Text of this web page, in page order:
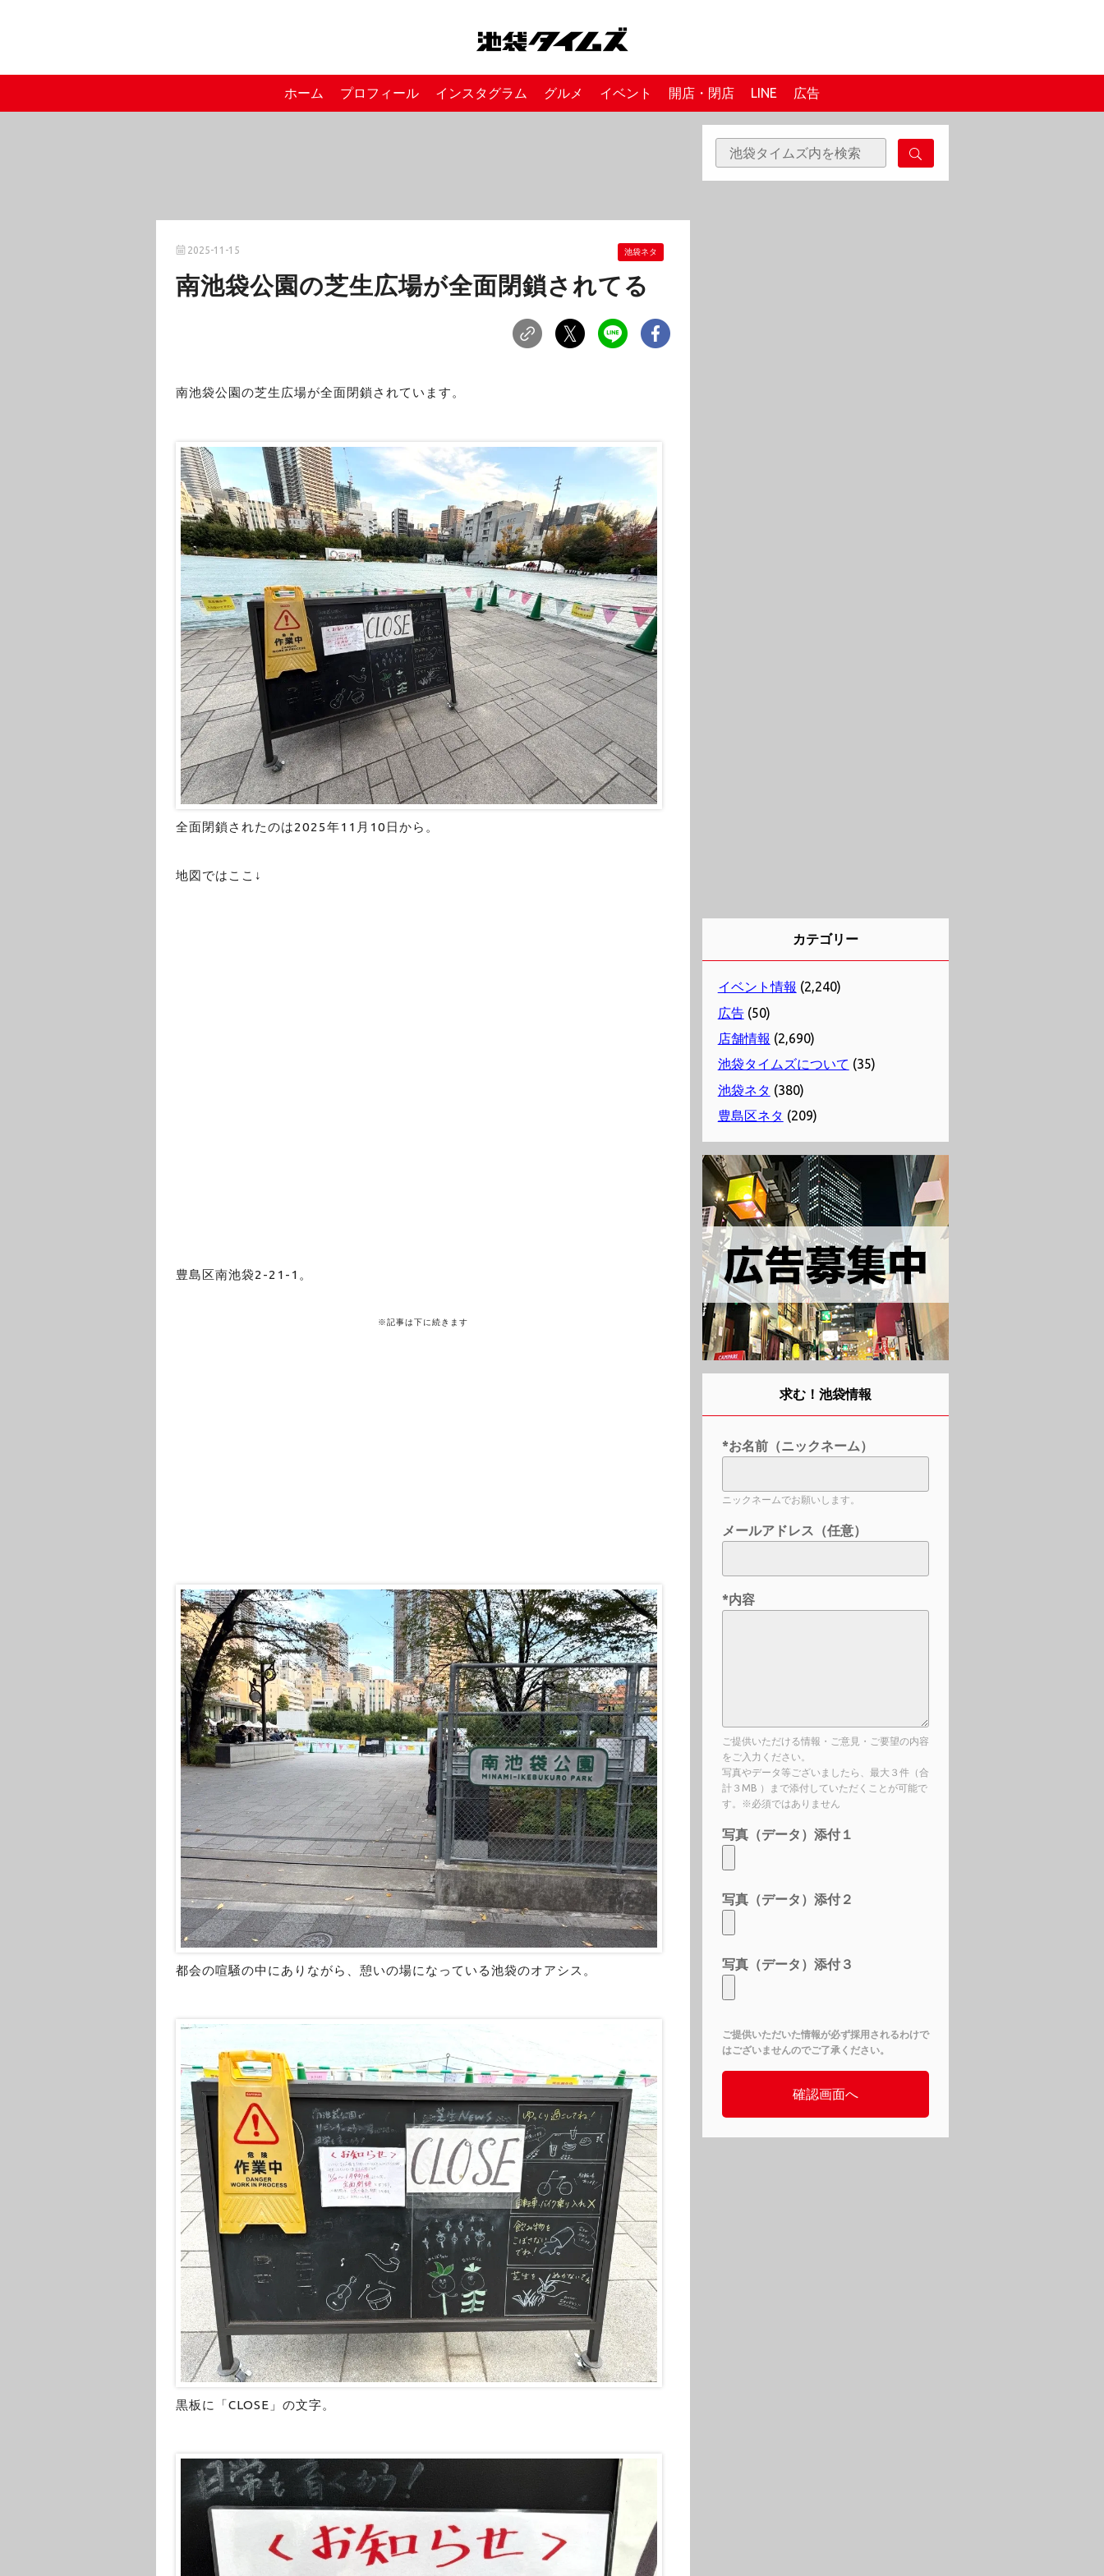
ホーム プロフィール インスタグラム グルメ イベント 開店・閉店 LINE 広告
2025-11-15 池袋ネタ
南池袋公園の芝生広場が全面閉鎖されてる
南池袋公園の芝生広場が全面閉鎖されています。
全面閉鎖されたのは2025年11月10日から。
地図ではここ↓
豊島区南池袋2-21-1。
※記事は下に続きます
都会の喧騒の中にありながら、憩いの場になっている池袋のオアシス。
黒板に「CLOSE」の文字。
カテゴリー
イベント情報 (2,240)
広告(50)
店舗情報 (2,690)
池袋タイムズについて (35)
池袋ネタ (380)
豊島区ネタ (209)
求む！池袋情報
*お名前（ニックネーム）
ニックネームでお願いします。
メールアドレス（任意）
*内容
ご提供いただける情報・ご意見・ご要望の内容
をご入力ください。
写真やデータ等ございましたら、最大３件（合
計３MB ）まで添付していただくことが可能で
す。※必須ではありません
写真（データ）添付１
写真（データ）添付２
写真（データ）添付３
ご提供いただいた情報が必ず採用されるわけで
はございませんのでご了承ください。